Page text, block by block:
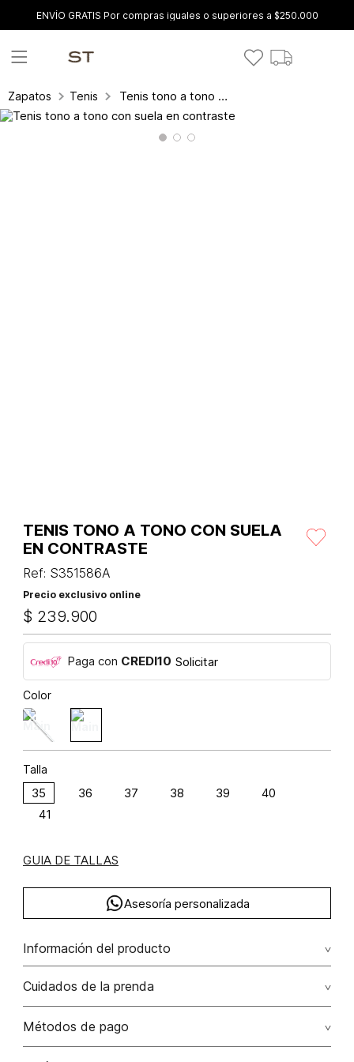
ENVÍO GRATIS Por compras iguales o superiores a $250.000
Zapatos Tenis Tenis tono a tono con suela en contraste
TENIS TONO A TONO CON SUELA
EN CONTRASTE
Ref: S351586A
Precio exclusivo online
$ 239.900
Paga con CREDI10 Solicitar
Color
Talla
35 36 37 38 39
40
41
GUIA DE TALLAS
Asesoría personalizada
Información del producto
Tenis tono a tono con suela en contraste 100.00% /
Cuidados de la prenda
Métodos de pago